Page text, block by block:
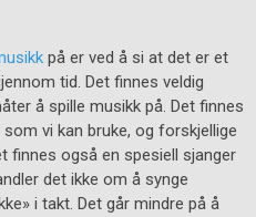
på er ved å si at det er et
tid. Det finnes veldig
å spille musikk på. Det finnes
vi kan bruke, og forskjellige
finnes også en spesiell sjanger
det ikke om å synge
i takt. Det går mindre på å